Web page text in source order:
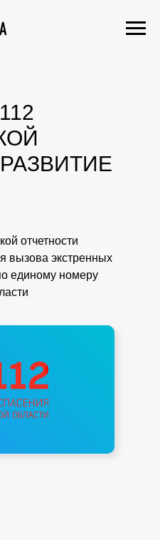
отчетности
вызова экстренных
единому номеру